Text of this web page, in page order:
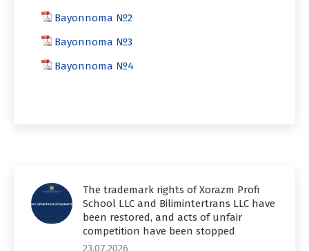
Bayonnoma №2
Bayonnoma №3
Bayonnoma №4
The trademark rights of Xorazm Profi
School LLC and Bilimintertrans LLC have
been restored, and acts of unfair
competition have been stopped
23.07.2026